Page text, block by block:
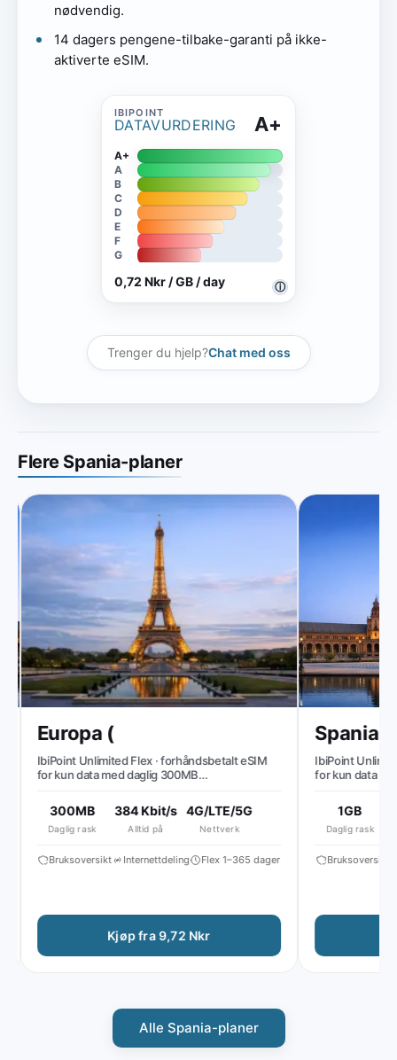
nødvendig.
14 dagers pengene-tilbake-garanti på ikke-
aktiverte eSIM.
DATAVURDERING
ⓘ
A+
A+
A
B
C
D
E
F
G
0,72 Nkr / GB / day
Trenger du hjelp?Chat med oss
Flere Spania-planer
Europa (
IbiPoint Unlimited Flex · forhåndsbetalt eSIM
for kun data med daglig 300MB
hastighet til ~384 Kbit/s*
300MB
Daglig rask
384 Kbit/s
Alltid på
4G/LTE/5G
Nettverk
Bruksoversikt Internettdeling Flex 1–365 dager
Kjøp fra 9,72 Nkr
Spania
IbiPoint
for kun data med
hastighet til
1GB
Daglig rask
Bruksoversikt
Alle Spania-planer